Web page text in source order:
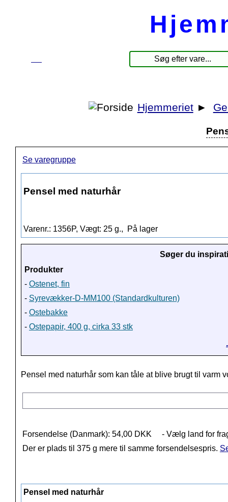
Hjemmeriet ►
Se varegruppe
Pensel med naturhår
Varenr.: 1356P, Vægt: 25 g., På lager
Søger du
Produkter
- Ostenet, fin
- Syrevækker-D-MM100 (Standardkulturen)
- Ostebakke
- Ostepapir, 400 g, cirka 33 stk
Pensel med naturhår som kan tåle at blive brugt til varm
Forsendelse (Danmark): 54,00 DKK
- Vælg land for
Der er plads til 375 g mere til samme forsendelsespris.
Pensel med naturhår